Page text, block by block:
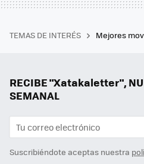
TEMAS DE INTERÉS Mejores
RECIBE "Xatakaletter",
SEMANAL
Suscribiéndote aceptas nuestra